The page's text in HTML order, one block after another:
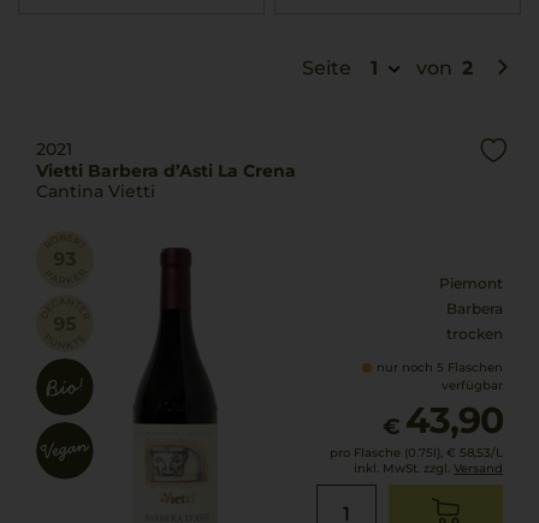
Seite 1 von 2
2021
Vietti Barbera d’Asti La Crena
Cantina Vietti
Piemont
Barbera
trocken
nur noch 5 Flaschen
verfügbar
€ 43,90
pro Flasche (0.75l), € 58,53/L
inkl. MwSt. zzgl. Versand